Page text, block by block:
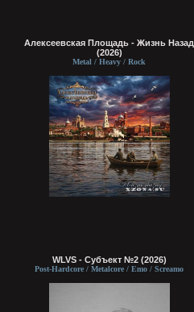
Алексеевская Площадь - Жизнь Назад
(2026)
Metal / Heavy / Rock
WLVS - Субъект №2 (2026)
Post-Hardcore / Metalcore / Emo / Screamo